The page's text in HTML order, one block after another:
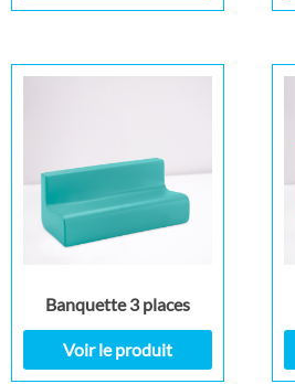
Banquette 3 places
Voir le produit